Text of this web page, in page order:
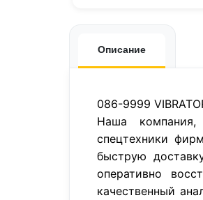
Описание
086-9999
Наша
спецтехники
быструю
оперативно
качественный